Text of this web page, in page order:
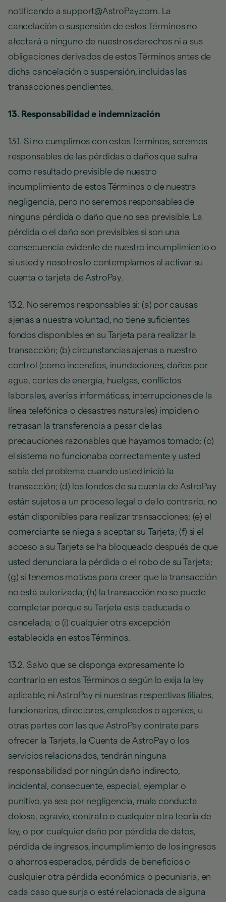
notificando a support@AstroPay.com. La
cancelación o suspensión de estos Términos no
afectará a ninguno de nuestros derechos ni a sus
obligaciones derivados de estos Términos antes de
dicha cancelación o suspensión, incluidas las
transacciones pendientes.
13. Responsabilidad e indemnización
13.1. Si no cumplimos con estos Términos, seremos
responsables de las pérdidas o daños que sufra
como resultado previsible de nuestro
incumplimiento de estos Términos o de nuestra
negligencia, pero no seremos responsables de
ninguna pérdida o daño que no sea previsible. La
pérdida o el daño son previsibles si son una
consecuencia evidente de nuestro incumplimiento o
si usted y nosotros lo contemplamos al activar su
cuenta o tarjeta de AstroPay.
13.2. No seremos responsables si: (a) por causas
ajenas a nuestra voluntad, no tiene suficientes
fondos disponibles en su Tarjeta para realizar la
transacción; (b) circunstancias ajenas a nuestro
control (como incendios, inundaciones, daños por
agua, cortes de energía, huelgas, conflictos
laborales, averías informáticas, interrupciones de la
línea telefónica o desastres naturales) impiden o
retrasan la transferencia a pesar de las
precauciones razonables que hayamos tomado; (c)
el sistema no funcionaba correctamente y usted
sabía del problema cuando usted inició la
transacción; (d) los fondos de su cuenta de AstroPay
están sujetos a un proceso legal o de lo contrario, no
están disponibles para realizar transacciones; (e) el
comerciante se niega a aceptar su Tarjeta; (f) si el
acceso a su Tarjeta se ha bloqueado después de que
usted denunciara la pérdida o el robo de su Tarjeta;
(g) si tenemos motivos para creer que la transacción
no está autorizada; (h) la transacción no se puede
completar porque su Tarjeta está caducada o
cancelada; o (i) cualquier otra excepción
establecida en estos Términos.
13.2. Salvo que se disponga expresamente lo
contrario en estos Términos o según lo exija la ley
aplicable, ni AstroPay ni nuestras respectivas filiales,
funcionarios, directores, empleados o agentes, u
otras partes con las que AstroPay contrate para
ofrecer la Tarjeta, la Cuenta de AstroPay o los
servicios relacionados, tendrán ninguna
responsabilidad por ningún daño indirecto,
incidental, consecuente, especial, ejemplar o
punitivo, ya sea por negligencia, mala conducta
dolosa, agravio, contrato o cualquier otra teoría de
ley, o por cualquier daño por pérdida de datos,
pérdida de ingresos, incumplimiento de los ingresos
o ahorros esperados, pérdida de beneficios o
cualquier otra pérdida económica o pecuniaria, en
cada caso que surja o esté relacionada de alguna